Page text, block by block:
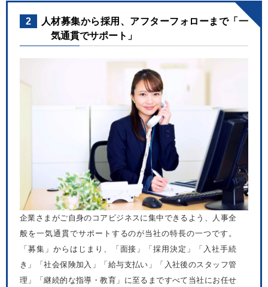
2
人材募集から採用、アフターフォローまで「一
気通貫でサポート」
企業さまがご自身のコアビジネスに集中できるよう、人事全
般を一気通貫でサポートするのが当社の特長の一つです。
「募集」からはじまり、「面接」「採用決定」「入社手続
き」「社会保険加入」「給与支払い」「入社後のスタッフ管
理」「継続的な指導・教育」に至るまですべて当社にお任せ